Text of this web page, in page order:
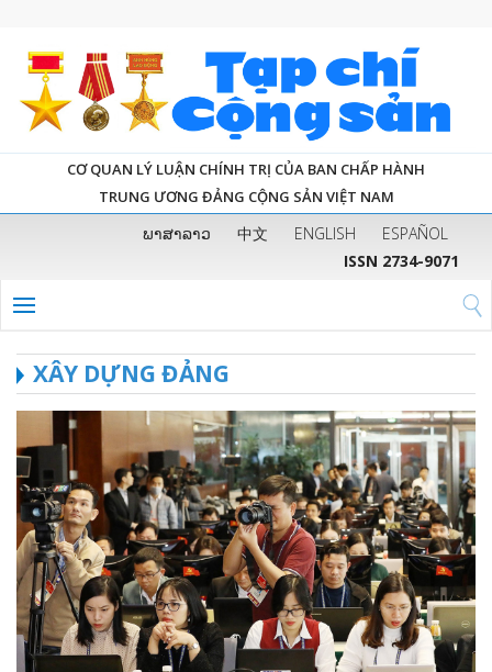
CƠ QUAN LÝ LUẬN CHÍNH TRỊ CỦA BAN CHẤP HÀNH
TRUNG ƯƠNG ĐẢNG CỘNG SẢN VIỆT NAM
ພາສາລາວ 中文 ENGLISH
ESPAÑOL
ISSN 2734-9071
XÂY DỰNG ĐẢNG